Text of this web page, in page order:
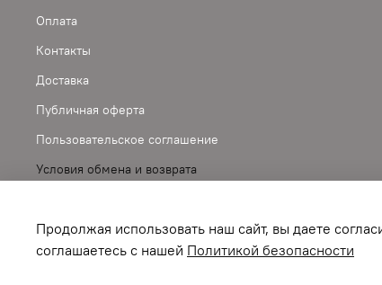
Оплата
Контакты
Доставка
Публичная оферта
Пользовательское соглашение
Условия обмена и возврата
Продолжая использовать наш сайт, вы даете
соглашаетесь с нашей Политикой безопасности